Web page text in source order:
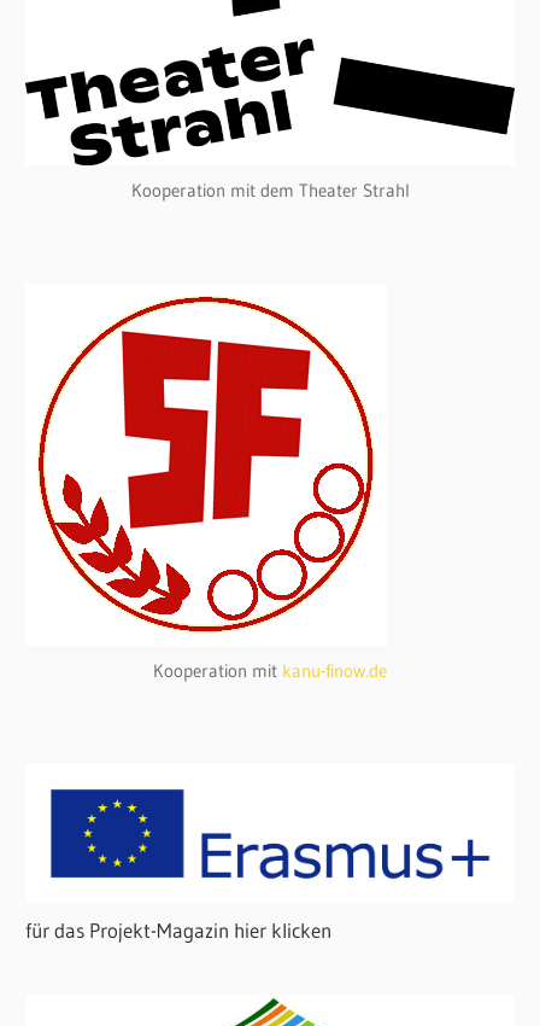
Kooperation mit dem Theater Strahl
Kooperation mit kanu-finow.de
für das Projekt-Magazin hier klicken